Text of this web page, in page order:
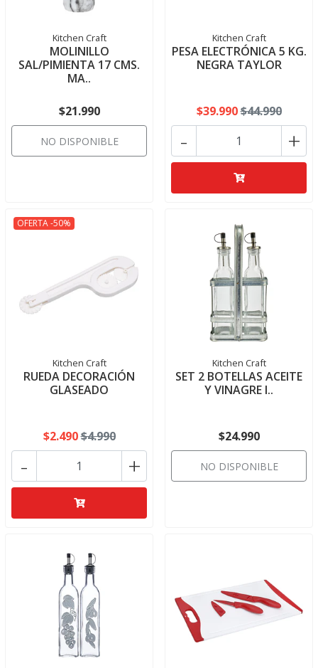
Kitchen Craft
MOLINILLO
SAL/PIMIENTA 17 CMS.
MA..
$21.990
NO DISPONIBLE
Kitchen Craft
PESA ELECTRÓNICA 5 KG.
NEGRA TAYLOR
$39.990$44.990
+
-
OFERTA -50%
Kitchen Craft
RUEDA DECORACIÓN
GLASEADO
$2.490$4.990
+
-
Kitchen Craft
SET 2 BOTELLAS ACEITE
Y VINAGRE I..
$24.990
NO DISPONIBLE